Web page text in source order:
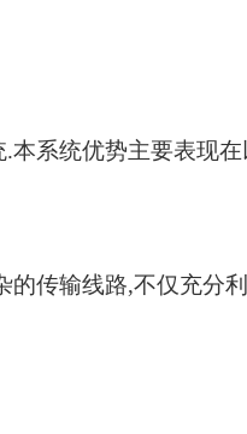
.本系统优势主要表现在
的传输线路,不仅充分